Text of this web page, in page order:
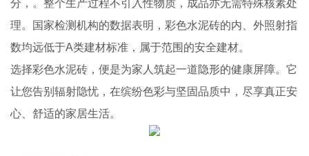
分，。整个生产过程不引入性物质，成品亦无需特殊核素处
理。国家检测机构的数据表明，彩色水泥砖的内、外照射指
数均远低于A类建材标准，属于范围的安全建材。
选择彩色水泥砖，便是为家人筑起一道隐形的健康屏障。它
让您告别辐射隐忧，在缤纷色彩与坚固品质中，尽享真正安
心、舒适的家居生活。